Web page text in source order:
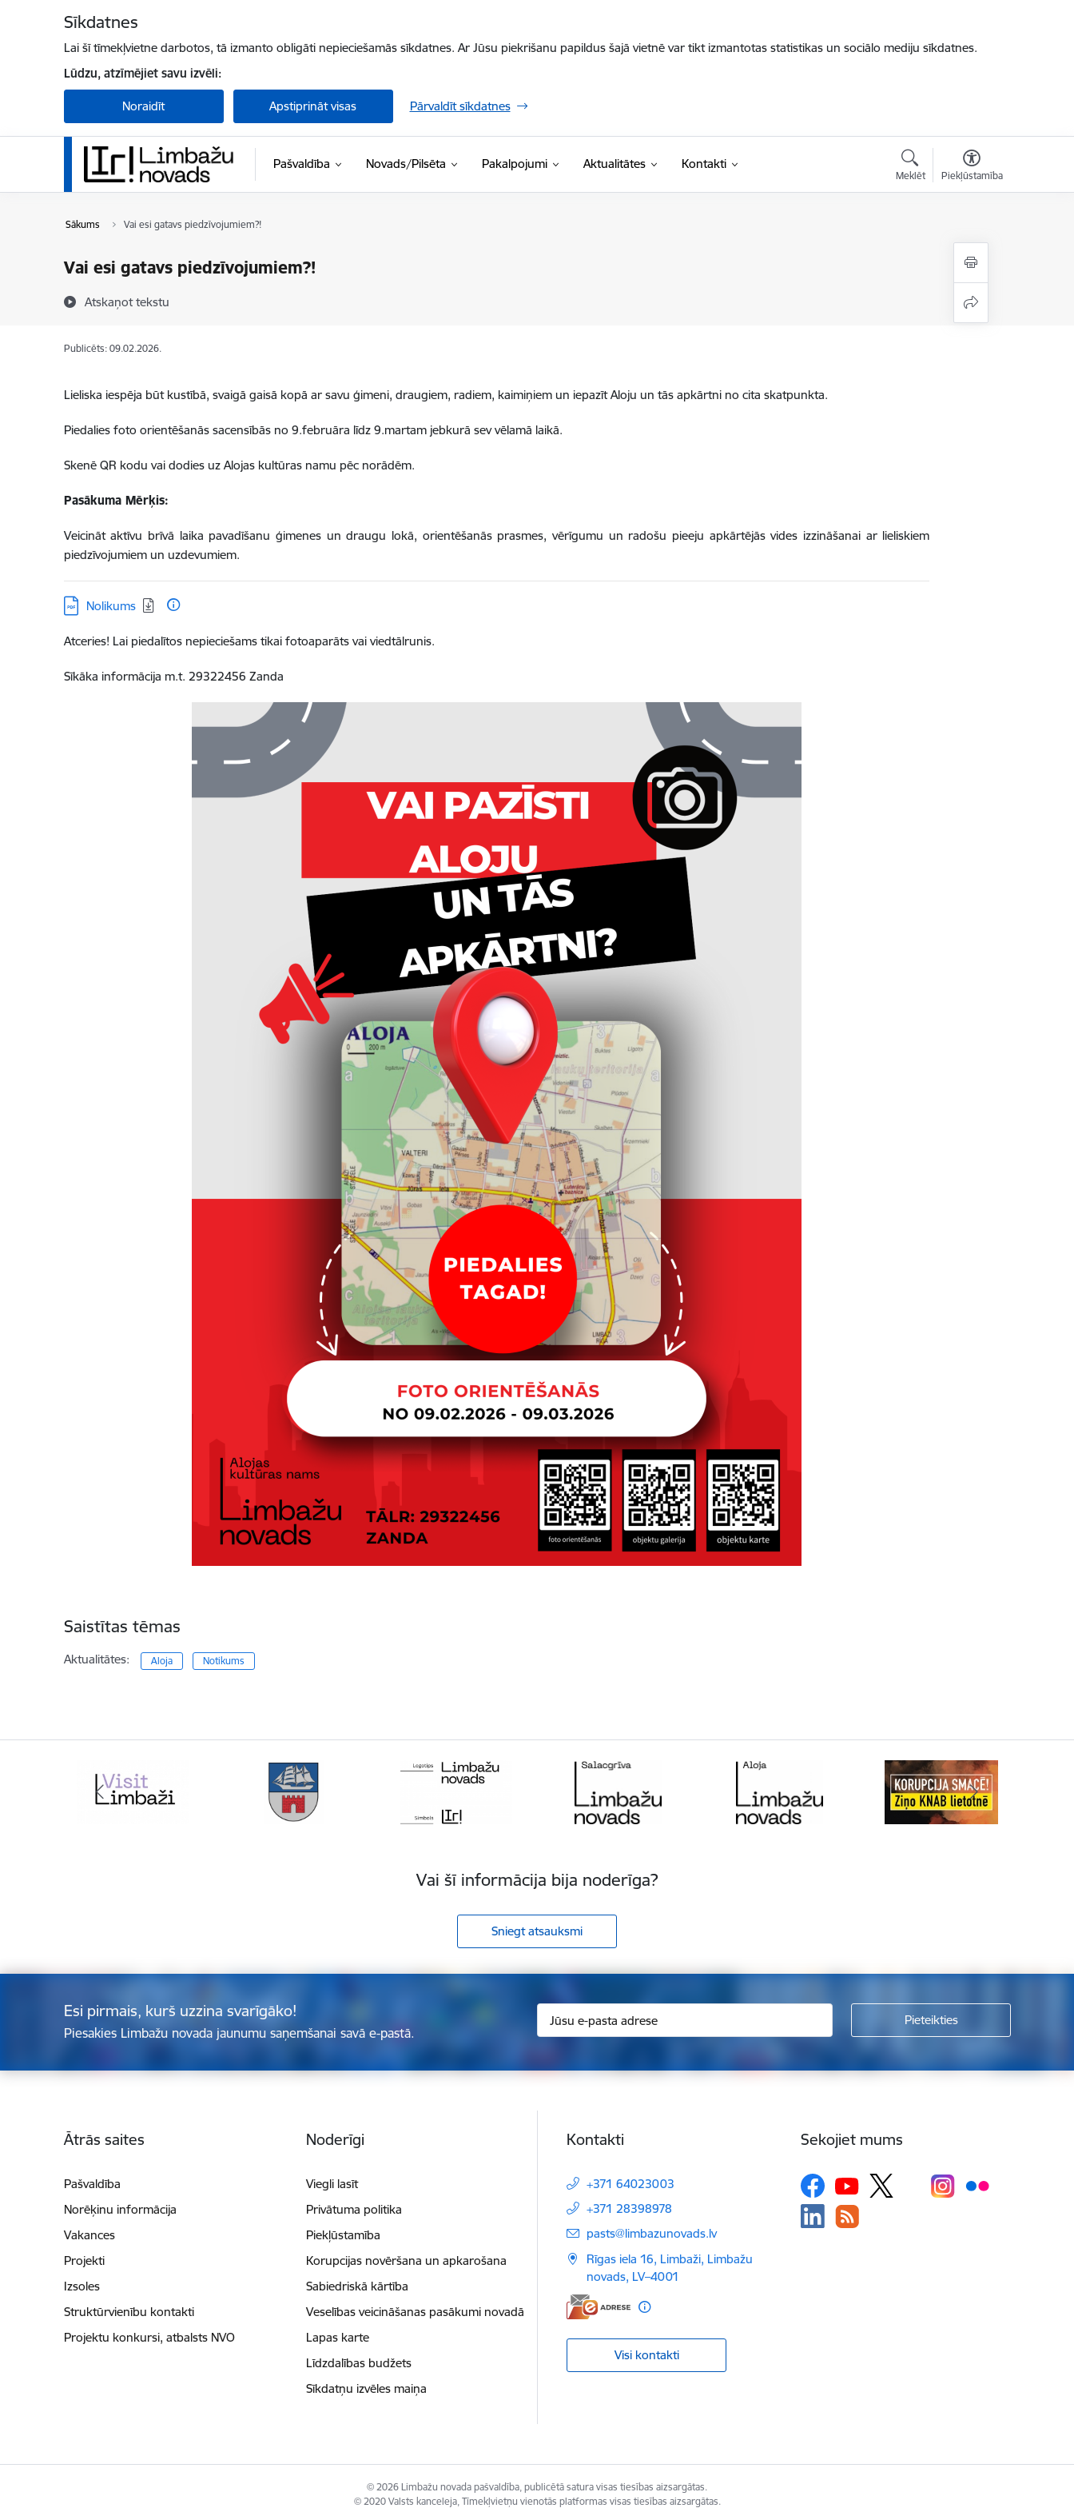
Sīkdatnes
Lai šī tīmekļvietne darbotos, tā izmanto obligāti nepieciešamās sīkdatnes. Ar Jūsu piekrišanu papildus šajā vietnē var tikt izmantotas statistikas un sociālo mediju sīkdatnes.
Lūdzu, atzīmējiet savu izvēli:
Noraidīt Apstiprināt visas Pārvaldīt sīkdatnes
Pašvaldība Novads/Pilsēta Pakalpojumi Aktualitātes Kontakti
Meklēt Piekļūstamība
Sākums Vai esi gatavs piedzīvojumiem?!
Vai esi gatavs piedzīvojumiem?!
Atskaņot tekstu
Publicēts: 09.02.2026.
Lieliska iespēja būt kustībā, svaigā gaisā kopā ar savu ģimeni, draugiem, radiem, kaimiņiem un iepazīt Aloju un tās apkārtni no cita skatpunkta.
Piedalies foto orientēšanās sacensībās no 9.februāra līdz 9.martam jebkurā sev vēlamā laikā.
SkenēQR kodu vai dodies uz Alojas kultūras namu pēc norādēm.
Pasākuma Mērķis:
Veicināt aktīvu brīvā laika pavadīšanu ģimenes un draugu lokā, orientēšanās prasmes, vērīgumu un radošu pieeju apkārtējās vides izzināšanai ar lieliskiem
piedzīvojumiem un uzdevumiem.
Lejupielādēt:
Nolikums
Atceries! Lai piedalītos nepieciešams tikai fotoaparāts vai viedtālrunis.
Sīkāka informācija m.t. 29322456 Zanda
Saistītas tēmas
Aktualitātes: Aloja Notikums
Vai šī informācija bija noderīga?
Sniegt atsauksmi
Esi pirmais, kurš uzzina svarīgāko!
Piesakies Limbažu novada jaunumu saņemšanai savā e-pastā.
Ātrās saites
Pašvaldība
Norēķinu informācija
Vakances
Projekti
Izsoles
Struktūrvienību kontakti
Projektu konkursi, atbalsts NVO
Noderīgi
Viegli lasīt
Privātuma politika
Piekļūstamība
Korupcijas novēršana un apkarošana
Sabiedriskā kārtība
Veselības veicināšanas pasākumi novadā
Lapas karte
Līdzdalības budžets
Sīkdatņu izvēles maiņa
Kontakti
+371 64023003
+371 28398978
E-pasts:
pasts@limbazunovads.lv
Rīgas iela 16, Limbaži, Limbažu
novads, LV–4001
Visi kontakti
Sekojiet mums
© 2026 Limbažu novada pašvaldība, publicētā satura visas tiesības aizsargātas.
© 2020 Valsts kanceleja, Tīmekļvietņu vienotās platformas visas tiesības aizsargātas.